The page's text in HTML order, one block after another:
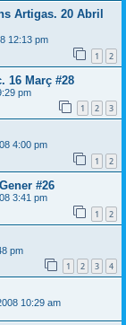
Artigas. 20 Abril
12:13 pm
1 2
16 Març #28
pm
1 2 3
4:00 pm
1 2
#26
3:41 pm
1 2
pm
1 2 3 4
10:29 am